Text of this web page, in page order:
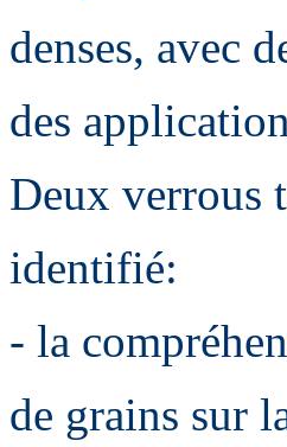
denses, avec
des
Deux verrous
identifié:
- la
de grains sur